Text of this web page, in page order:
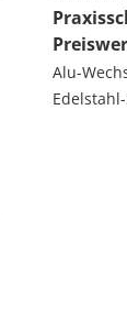
Alu-